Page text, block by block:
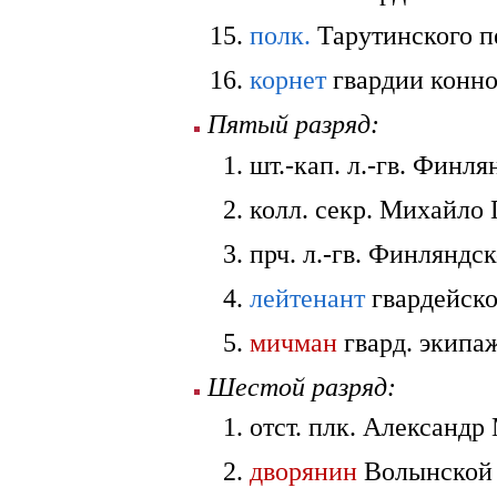
полк. Тарутинского
корнетгвардии
Пятый разряд:
шт.-кап. л.-гв.
колл. секр. Михайло
прч. л.-гв.
лейтенант
мичман гвард.
Шестой разряд:
отст. плк.
дворянин